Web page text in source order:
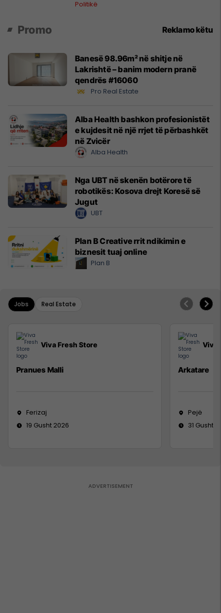
Politikë
Promo Reklamo këtu
Banesë 98.96m² në shitje në
Lakrishtë – banim modern pranë
qendrës #16060
Pro Real Estate
Alba Health bashkon profesionistët
e kujdesit në një rrjet të përbashkët
në Zvicër
Alba Health
Nga UBT në skenën botërore të
robotikës: Kosova drejt Koresë së
Jugut
UBT
Plan B Creative rrit ndikimin e
biznesit tuaj online
Plan B
Jobs Real Estate
Viva Fresh Store
Pranues Malli
Ferizaj
19 Gusht 2026
Viva
Arkatare
Pejë
31 Gusht